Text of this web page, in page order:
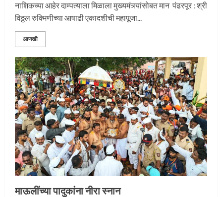
नाशिकच्या आहेर दाम्पत्याला मिळाला मुख्यमंत्र्यांसोबत मान पंढरपूर : श्री
विठ्ठल रुक्मिणीच्या आषाढी एकादशीची महापूजा...
आणखी
माऊलींच्या पादुकांना नीरा स्नान